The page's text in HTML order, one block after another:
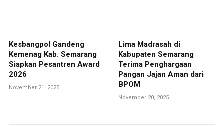
Kesbangpol Gandeng
Kemenag Kab. Semarang
Siapkan Pesantren Award
2026
November 21, 2025
Lima Madrasah di
Kabupaten Semarang
Terima Penghargaan
Pangan Jajan Aman dari
BPOM
November 20, 2025